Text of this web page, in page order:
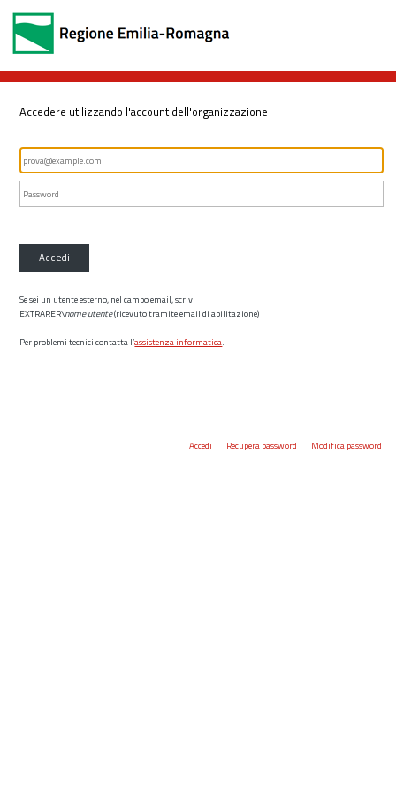
Accedere utilizzando l'account dell'organizzazione
Accedi
Se sei un utente esterno, nel campo email, scrivi
EXTRARER\nome utente(ricevuto tramite email di abilitazione)
Per problemi tecnici contatta l’assistenza informatica.
Accedi Recupera password Modifica password